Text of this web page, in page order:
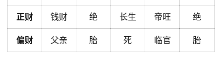
命
理
登录 注册
正财 钱财 绝 长生 帝旺 绝
偏财 父亲 胎 死 临官 胎